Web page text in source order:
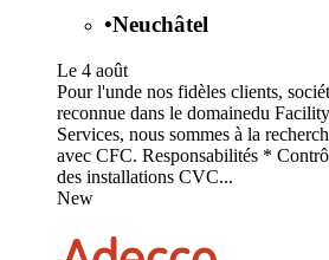
•Neuchâtel
Le 4 août
Pour l'unde nos fidèles clients,
reconnue dans le domainedu
Services, nous sommes à la
avec CFC. Responsabilités *
des installations CVC...
New